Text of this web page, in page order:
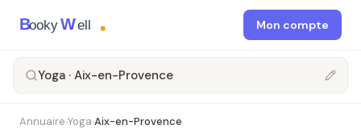
BookyWell Mon compte
Yoga · Aix-en-Provence
Annuaire›Yoga›Aix-en-Provence